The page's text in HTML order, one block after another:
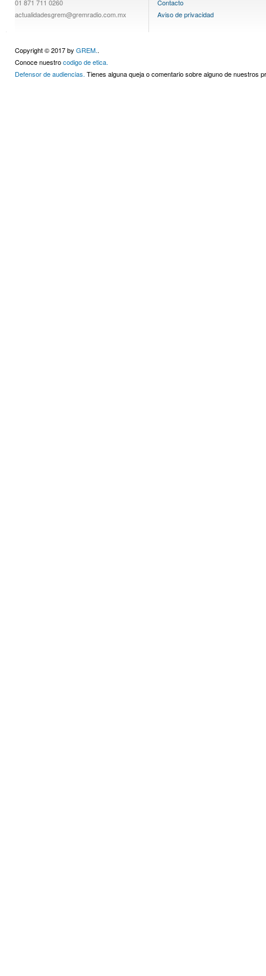
01 871 711 0260
actualidadesgrem@gremradio.com.mx
Contacto
Aviso de privacidad
Copyright © 2017 by GREM..
Conoce nuestrocodigo de etica.
Defensor de audiencias. Tienes alguna queja o comentario sobre alguno de nuestros